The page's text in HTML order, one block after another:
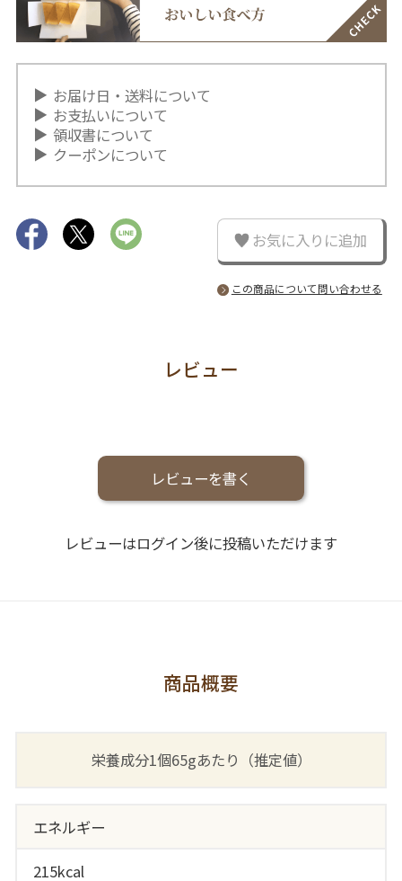
お届け日・送料について
お支払いについて
領収書について
クーポンについて
お気に入りに追加
この商品について問い合わせる
レビュー
レビューを書く
レビューはログイン後に投稿いただけます
商品概要
栄養成分1個65gあたり（推定値）
エネルギー
215kcal